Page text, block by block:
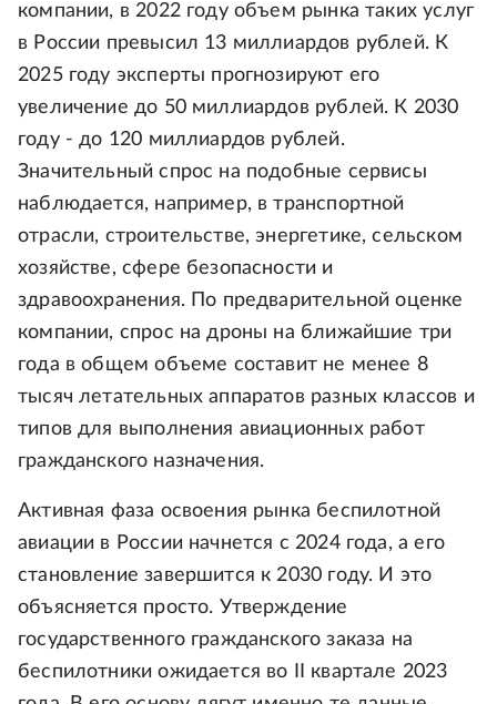
компании, в 2022 году объем рынка таких услуг
в России превысил 13 миллиардов рублей. К
2025 году эксперты прогнозируют его
увеличение до 50 миллиардов рублей. К 2030
году - до 120 миллиардов рублей.
Значительный спрос на подобные сервисы
наблюдается, например, в транспортной
отрасли, строительстве, энергетике, сельском
хозяйстве, сфере безопасности и
здравоохранения. По предварительной оценке
компании, спрос на дроны на ближайшие три
года в общем объеме составит не менее 8
тысяч летательных аппаратов разных классов и
типов для выполнения авиационных работ
гражданского назначения.
Активная фаза освоения рынка беспилотной
авиации в России начнется с 2024 года, а его
становление завершится к 2030 году. И это
объясняется просто. Утверждение
государственного гражданского заказа на
беспилотники ожидается во II квартале 2023